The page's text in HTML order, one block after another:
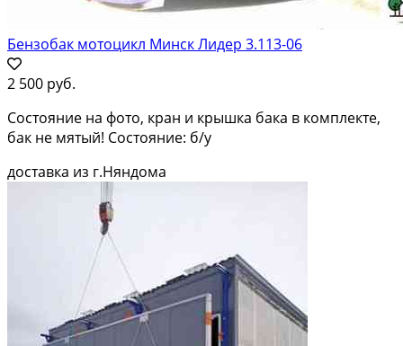
Бензобак мотоцикл Минск Лидер 3.113-06
2 500 руб.
Состояние на фото, кран и крышка бака в комплекте,
бак не мятый! Состояние: б/у
доставка из г.Няндома